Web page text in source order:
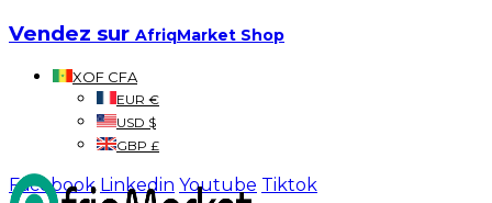
Vendez sur AfriqMarket Shop
XOF CFA
EUR €
USD $
GBP £
Facebook Linkedin Youtube Tiktok